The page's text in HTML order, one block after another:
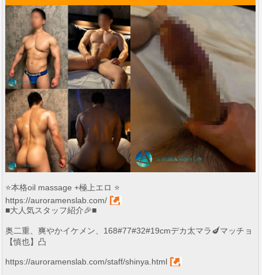
⭐️本格oil massage +極上エロ ⭐️
https://auroramenslab.com/
■大人気スタッフ紹介🎉■
奥二重、爽やかイケメン、168#77#32#19cmデカ太マラ🍆マッチョ
【慎也】凸
https://auroramenslab.com/staff/shinya.html